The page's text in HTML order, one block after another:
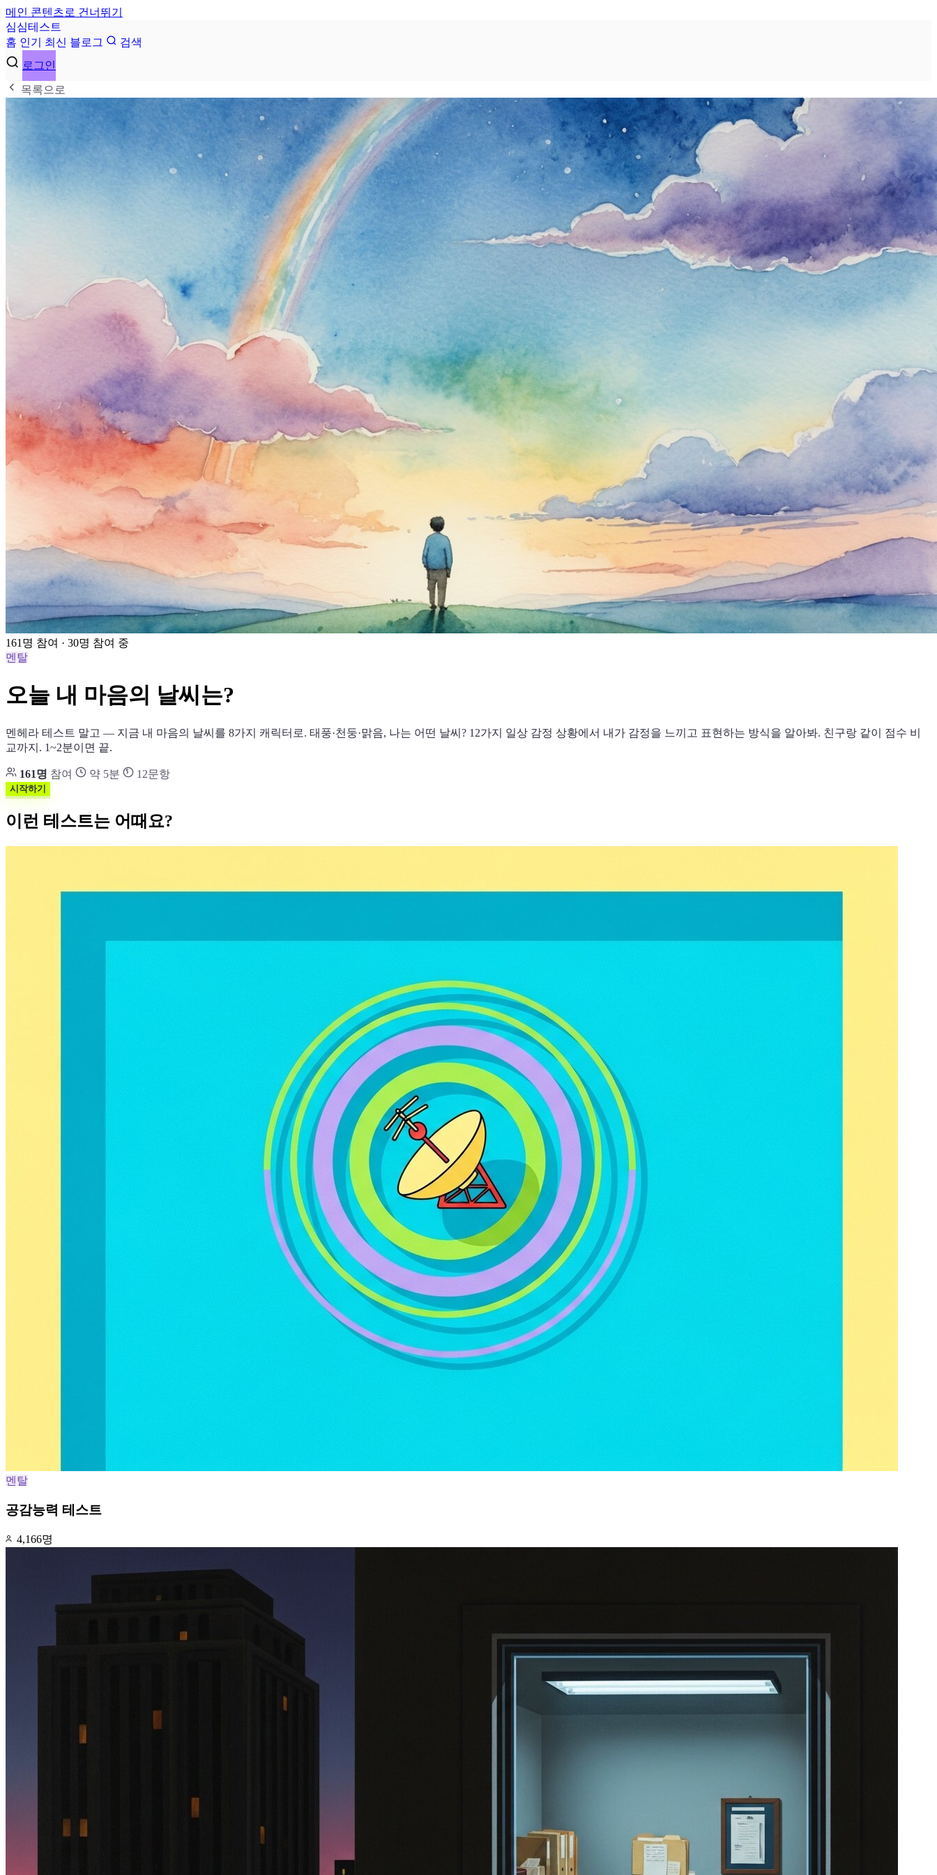
메인 콘텐츠로 건너뛰기
심심테 스 트
홈 인기 최신 블로그
검색
로그인
목록으로
161명 참여 · 30명 참여 중
멘탈
오늘 내 마음의 날씨는?
멘헤라 테스트 말고 — 지금 내 마음의 날씨를 8가지 캐릭터로. 태풍·천둥·맑음, 나는 어떤 날씨? 12가지 일상 감정 상황에서 내가 감정을 느끼고 표현하는 방식을 알아봐. 친구랑 같이 점수 비
교까지. 1~2분이면 끝.
161명 참여 약 5분 12문항
시작하기
이런 테스트는 어때요?
멘탈
공감능력 테스트
4,166명